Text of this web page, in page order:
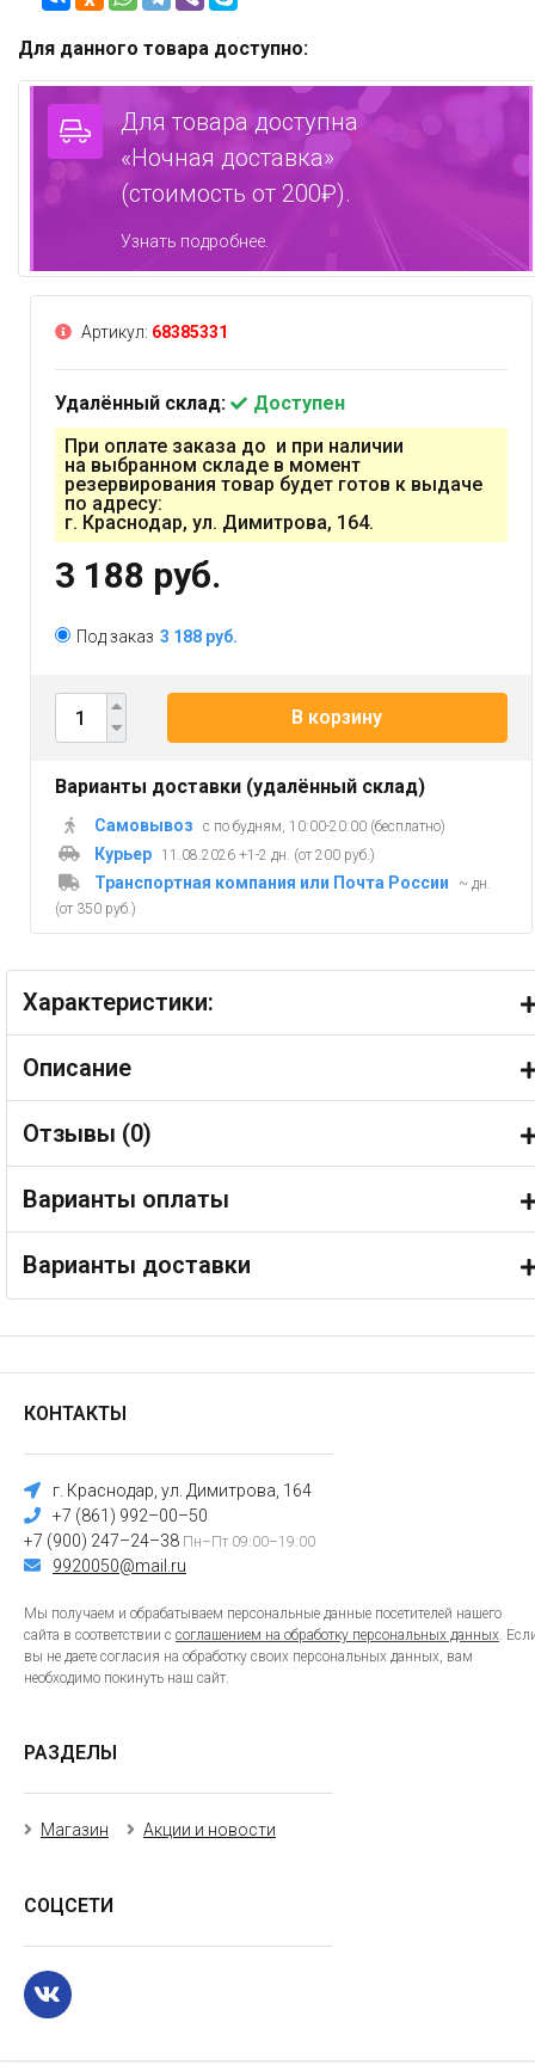
Для данного товара доступно:
Для товара доступна
«Ночная доставка»
(стоимость от 200₽).
Узнать подробнее.
Артикул: 68385331
Удалённый склад:
Доступен
При оплате заказа до и при наличии
на выбранном складе в момент
резервирования товар будет готов к выдаче
по адресу:
г. Краснодар, ул. Димитрова, 164.
3 188 руб.
Под заказ 3 188 руб.
В корзину
Варианты доставки (удалённый склад)
Самовывоз с по будням, 10:00-20:00 (бесплатно)
Курьер 11.08.2026 +1-2 дн. (от 200 руб.)
Транспортная компания или Почта России
~ дн.
(от 350 руб.)
Характеристики:
Описание
Отзывы (0)
Варианты оплаты
Варианты доставки
КОНТАКТЫ
г. Краснодар, ул. Димитрова, 164
+7 (861) 992–00–50
+7 (900) 247–24–38 Пн–Пт 09:00–19:00
9920050@mail.ru
Мы получаем и обрабатываем персональные данные посетителей нашего
сайта в соответствии с соглашением на обработку персональных данных.
вы не даете согласия на обработку своих персональных данных, вам
необходимо покинуть наш сайт.
РАЗДЕЛЫ
Магазин Акции и новости
СОЦСЕТИ